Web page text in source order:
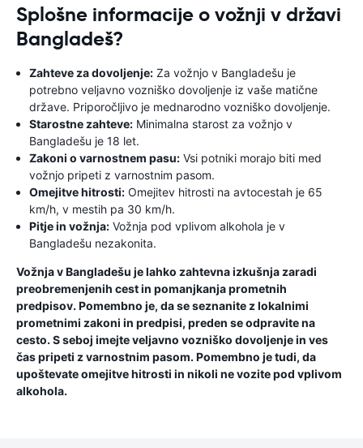
Splošne informacije o vožnji v državi
Bangladeš?
Zahteve za dovoljenje: Za vožnjo v Bangladešu je
potrebno veljavno vozniško dovoljenje iz vaše matične
države. Priporočljivo je mednarodno vozniško dovoljenje.
Starostne zahteve: Minimalna starost za vožnjo v
Bangladešu je 18 let.
Zakoni o varnostnem pasu: Vsi potniki morajo biti med
vožnjo pripeti z varnostnim pasom.
Omejitve hitrosti: Omejitev hitrosti na avtocestah je 65
km/h, v mestih pa 30 km/h.
Pitje in vožnja: Vožnja pod vplivom alkohola je v
Bangladešu nezakonita.
Vožnja v Bangladešu je lahko zahtevna izkušnja zaradi
preobremenjenih cest in pomanjkanja prometnih
predpisov. Pomembno je, da se seznanite z lokalnimi
prometnimi zakoni in predpisi, preden se odpravite na
cesto. S seboj imejte veljavno vozniško dovoljenje in ves
čas pripeti z varnostnim pasom. Pomembno je tudi, da
upoštevate omejitve hitrosti in nikoli ne vozite pod vplivom
alkohola.